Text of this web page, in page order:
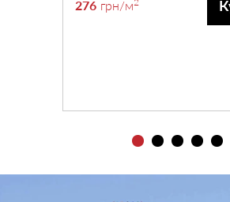
276 грн/м